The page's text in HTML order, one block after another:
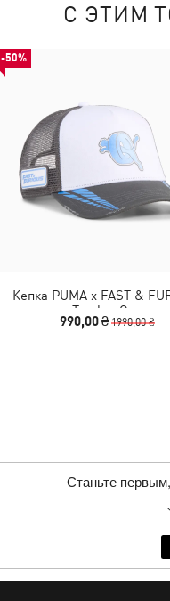
С ЭТИМ
-50%
Кепка PUMA x FAST &
Trucker Cap
990,00 ₴1990,00 ₴
Станьте